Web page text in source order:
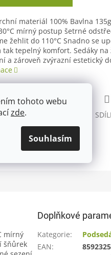
tohoto webu
zde.
Souhlasím
materiál 100% Bavlna
mírný postup šetrné
žehlit do 110°C Snadno se
tak tepelný komfort. Sedáky
a zároveň zvýrazní estetický
SE
mírný
šňůrek
Doplňkové
Kategorie:
EAN: